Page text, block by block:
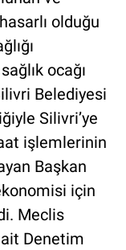
olduğu
ocağı
Belediyesi
Silivri’ye
işlemlerinin
Başkan
için
Meclis
ait Denetim